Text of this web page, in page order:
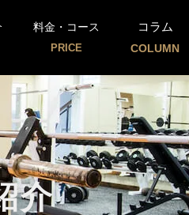
料金・コース
PRICE
コラム
COLUMN
介